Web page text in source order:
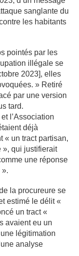
sanglante du
les habitants
pointés par les
illégale se
2023], elles
» Retiré
par une version
tard.
l’Association
déjà
« un tract partisan,
», qui justifierait
une réponse
».
la procureure se
estimé le délit «
un tract «
avaient eu un
légitimation
analyse